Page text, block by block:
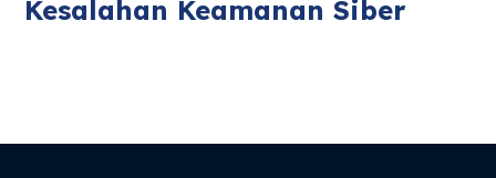
Kesalahan Keamanan Siber